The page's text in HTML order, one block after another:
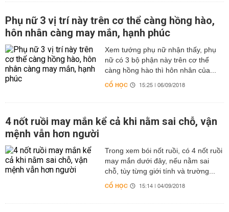
Phụ nữ 3 vị trí này trên cơ thể càng hồng hào,
hôn nhân càng may mắn, hạnh phúc
Xem tướng phụ nữ nhận thấy, phụ
nữ có 3 bộ phận này trên cơ thể
càng hồng hào thì hôn nhân của...
CỔ HỌC 15:25 | 06/09/2018
4 nốt ruồi may mắn kể cả khi nằm sai chỗ, vận
mệnh vẫn hơn người
Trong xem bói nốt ruồi, có 4 nốt ruồi
may mắn dưới đây, nếu nằm sai
chỗ, tùy từng giới tính và trường...
CỔ HỌC 15:14 | 04/09/2018